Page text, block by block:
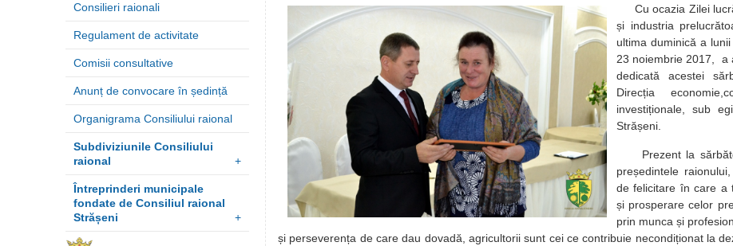
Consilieri raionali
Regulament de activitate
Comisii consultative
Anunț de convocare în ședință
Organigrama Consiliului raional
Subdiviziunile Consiliului
raional
+
Întreprinderi municipale
fondate de Consiliul raional
Strășeni
+
Cu ocazia Zilei
și industria
ultima duminică a
23 noiembrie 2017, a
dedicată acestei
Direcția
investiționale, sub
Strășeni.
Prezent la
președintele
de felicitare în care a
și prosperare celor
prin munca și
și perseverența de care dau dovadă, agricultorii sunt cei ce contribuie necondiționat la